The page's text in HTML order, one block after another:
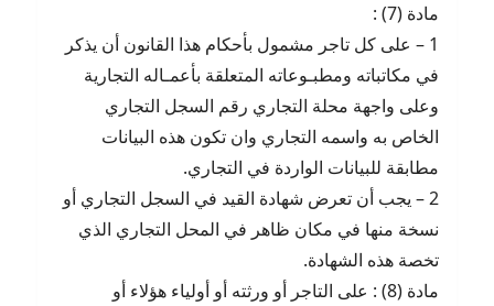
مادة (7) :
1 – على كل تاجر مشمول بأحكام هذا القانون أن يذكر
في مكاتباته ومطبـوعاته المتعلقة بأعمـاله التجارية
وعلى واجهة محلة التجاري رقم السجل التجاري
الخاص به واسمه التجاري وان تكون هذه البيانات
مطابقة للبيانات الواردة في التجاري.
2 – يجب أن تعرض شهادة القيد في السجل التجاري أو
نسخة منها في مكان ظاهر في المحل التجاري الذي
تخصة هذه الشهادة.
مادة (8) : على التاجر أو ورثته أو أولياء هؤلاء أو